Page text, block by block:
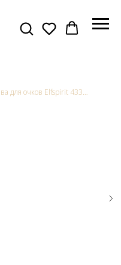
Оправа для очков Elfspirit 4332 цв 604